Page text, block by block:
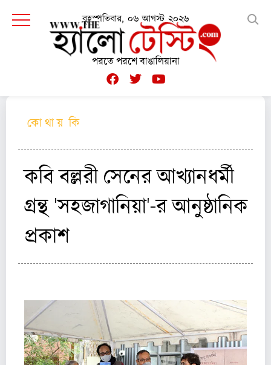
বৃহস্পতিবার, ০৬ আগস্ট ২০২৬
পরতে পরশে বাঙালিয়ানা
কো থা য় কি
কবি বল্লরী সেনের আখ্যানধর্মী
গ্রন্থ 'সহজাগানিয়া'-র আনুষ্ঠানিক
প্রকাশ